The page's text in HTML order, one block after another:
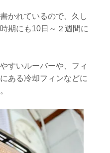
かれているので、久し
期にも10日～２週間に
すいルーバーや、フィ
ある冷却フィンなどに